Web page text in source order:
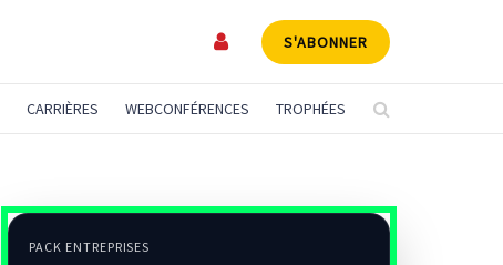
S'ABONNER
CARRIÈRES WEBCONFÉRENCES TROPHÉES
PACK ENTREPRISES